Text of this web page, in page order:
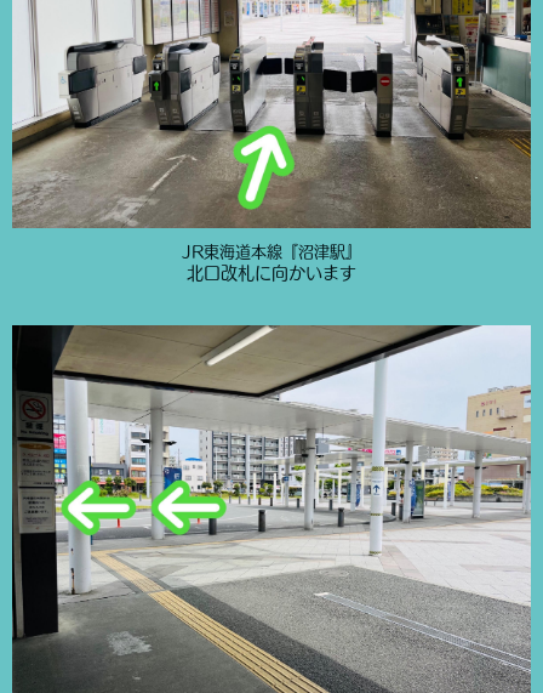
JR東海道本線『沼津駅』
北口改札に向かいます